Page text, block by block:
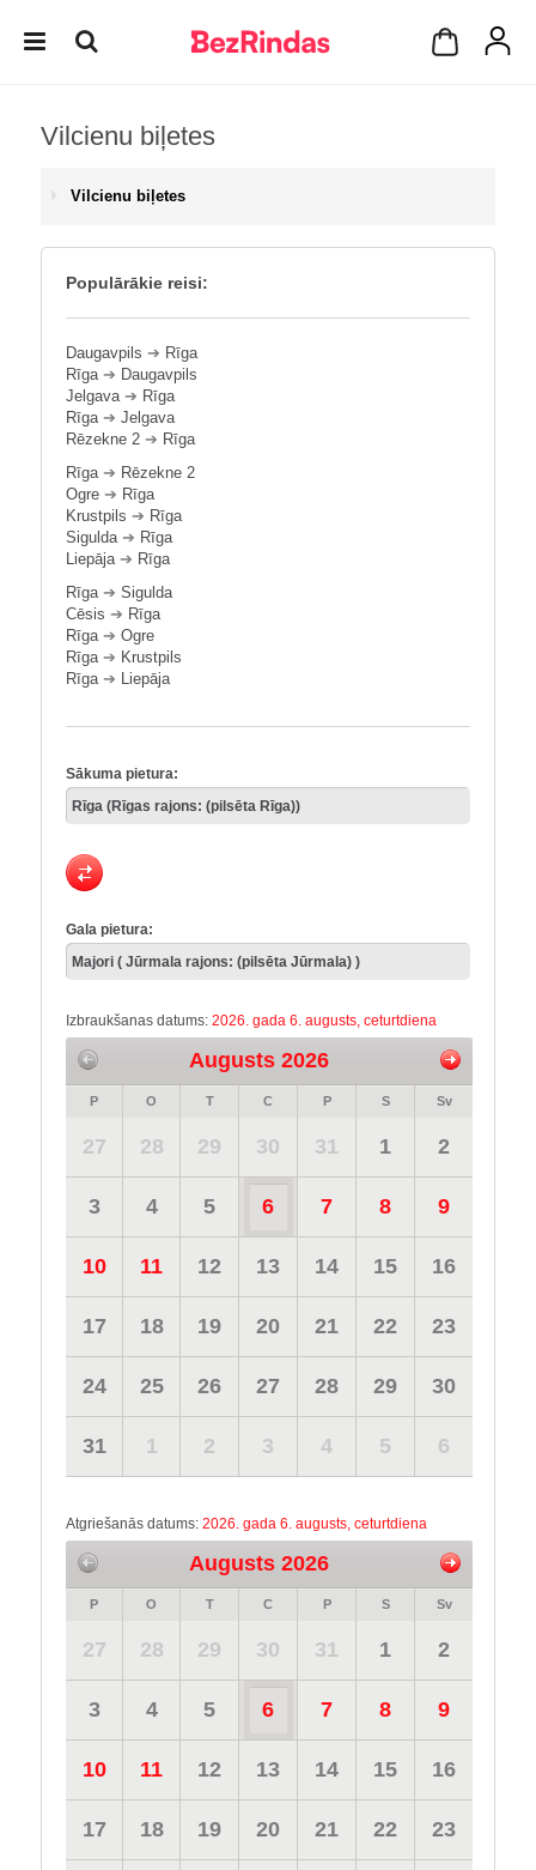
Vilcienu biļetes
Vilcienu biļetes
Populārākie reisi:
Daugavpils ➔ Rīga
Rīga➔ Daugavpils
Jelgava➔ Rīga
Rīga➔ Jelgava
Rēzekne 2 ➔ Rīga
Rīga➔ Rēzekne 2
Ogre ➔ Rīga
Krustpils ➔ Rīga
Sigulda➔ Rīga
Liepāja➔ Rīga
Rīga➔ Sigulda
Cēsis ➔ Rīga
Rīga➔ Ogre
Rīga➔ Krustpils
Rīga➔ Liepāja
Sākuma pietura:
Gala pietura:
Izbraukšanas datums: 2026. gada 6. augusts, ceturtdiena
Augusts 2026
P O T C P S Sv
27 28 29 30 31 1 2
3 4 5 6 7 8 9
10 11 12 13 14 15 16
17 18 19 20 21 22 23
24 25 26 27 28 29 30
31 1 2 3 4 5 6
Atgriešanās datums: 2026. gada 6. augusts, ceturtdiena
Augusts 2026
P O T C P S Sv
27 28 29 30 31 1 2
3 4 5 6 7 8 9
10 11 12 13 14 15 16
17 18 19 20 21 22 23